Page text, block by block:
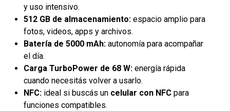
y uso intensivo.
512 GB de almacenamiento: espacio amplio para
fotos, videos, apps y archivos.
Batería de 5000 mAh: autonomía para acompañar
el día.
Carga TurboPower de 68 W: energía rápida
cuando necesitás volver a usarlo.
NFC: ideal si buscás un celular con NFC para
funciones compatibles.